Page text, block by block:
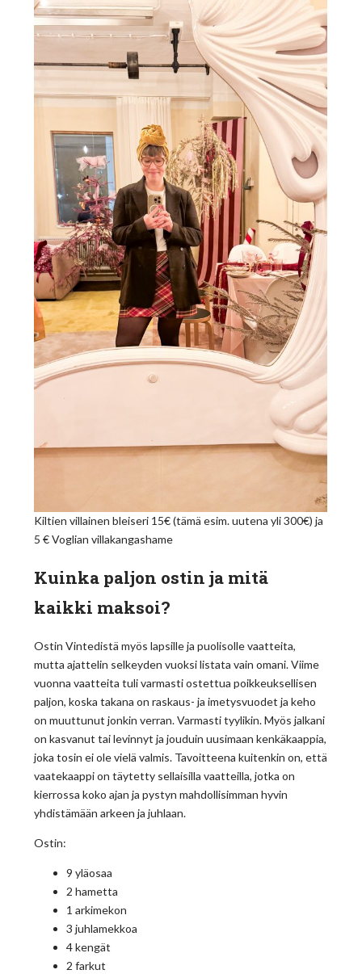
Kiltien villainen bleiseri 15€ (tämä esim. uutena yli 300€) ja
5 € Voglian villakangashame
Kuinka paljon ostin ja mitä
kaikki maksoi?
Ostin Vintedistä myös lapsille ja puolisolle vaatteita,
mutta ajattelin selkeyden vuoksi listata vain omani. Viime
vuonna vaatteita tuli varmasti ostettua poikkeuksellisen
paljon, koska takana on raskaus- ja imetysvuodet ja keho
on muuttunut jonkin verran. Varmasti tyylikin. Myös jalkani
on kasvanut tai levinnyt ja jouduin uusimaan kenkäkaappia,
joka tosin ei ole vielä valmis. Tavoitteena kuitenkin on, että
vaatekaappi on täytetty sellaisilla vaatteilla, jotka on
kierrossa koko ajan ja pystyn mahdollisimman hyvin
yhdistämään arkeen ja juhlaan.
Ostin:
9 yläosaa
2 hametta
1 arkimekon
3 juhlamekkoa
4 kengät
2 farkut